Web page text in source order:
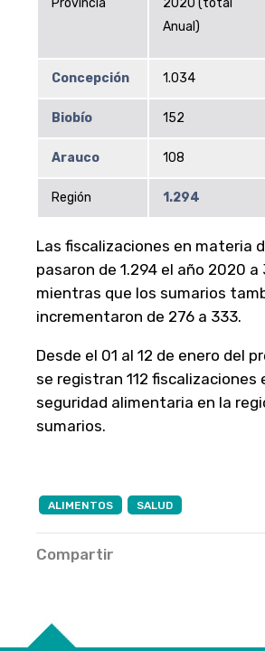
Anual)
Concepción 1.034
Biobío 152
Arauco 108
Región 1.294
Las fiscalizaciones en materia
pasaron de 1.294 el año 2020 a
mientras que los sumarios
incrementaron de 276 a 333.
Desde el 01 al 12 de enero del
se registran 112 fiscalizaciones
seguridad alimentaria en la
sumarios.
ALIMENTOS SALUD
Compartir